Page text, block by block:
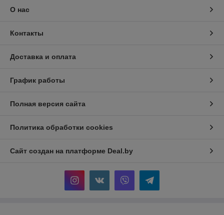
О нас
Контакты
Доставка и оплата
График работы
Полная версия сайта
Политика обработки cookies
Сайт создан на платформе Deal.by